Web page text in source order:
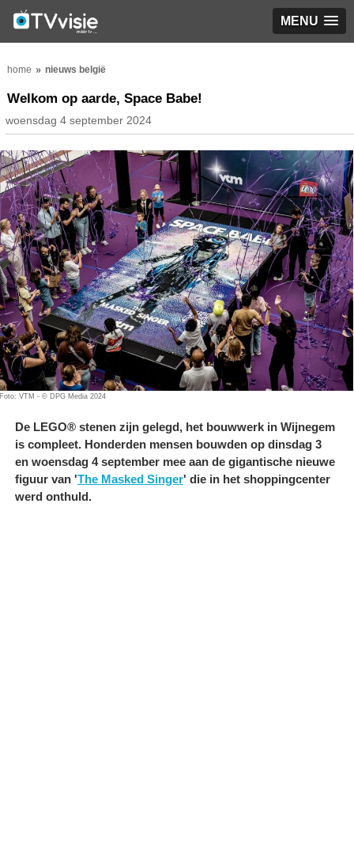
MENU
home nieuws belgië
Welkom op aarde, Space Babe!
woensdag 4 september 2024
Foto: VTM - © DPG Media 2024
De LEGO® stenen zijn gelegd, het bouwwerk in Wijnegem
is compleet. Honderden mensen bouwden op dinsdag 3
en woensdag 4 september mee aan de gigantische nieuwe
figuur van 'The Masked Singer' die in het shoppingcenter
werd onthuld.